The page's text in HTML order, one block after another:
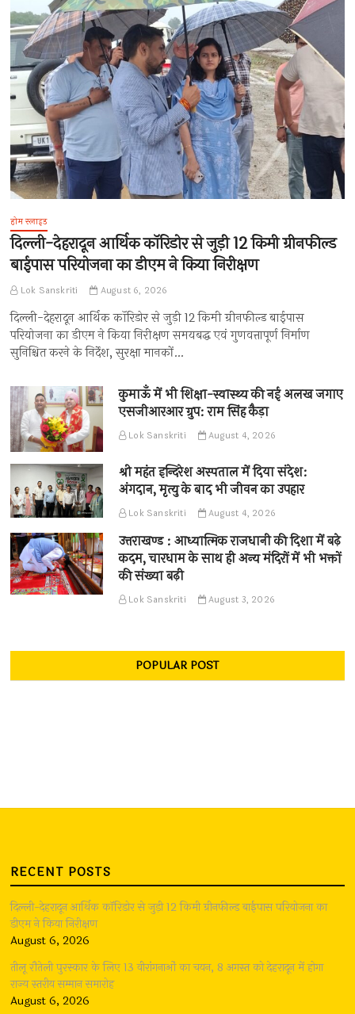
होम स्लाइड
दिल्ली-देहरादून आर्थिक कॉरिडोर से जुड़ी 12 किमी ग्रीनफील्ड
बाईपास परियोजना का डीएम ने किया निरीक्षण
Lok Sanskriti August 6, 2026
दिल्ली-देहरादून आर्थिक कॉरिडोर से जुड़ी 12 किमी ग्रीनफील्ड बाईपास
परियोजना का डीएम ने किया निरीक्षण समयबद्ध एवं गुणवत्तापूर्ण निर्माण
सुनिश्चित करने के निर्देश, सुरक्षा मानकों…
कुमाऊँ में भी शिक्षा-स्वास्थ्य की नई अलख जगाए
एसजीआरआर ग्रुप: राम सिंह कैड़ा
Lok Sanskriti August 4, 2026
श्री महंत इन्दिरेश अस्पताल में दिया संदेश:
अंगदान, मृत्यु के बाद भी जीवन का उपहार
Lok Sanskriti August 4, 2026
उत्तराखण्ड : आध्यात्मिक राजधानी की दिशा में बढ़े
कदम, चारधाम के साथ ही अन्य मंदिरों में भी भक्तों
की संख्या बढ़ी
Lok Sanskriti August 3, 2026
POPULAR POST
RECENT POSTS
दिल्ली-देहरादून आर्थिक कॉरिडोर से जुड़ी 12 किमी ग्रीनफील्ड बाईपास परियोजना का
डीएम ने किया निरीक्षण
August 6, 2026
तीलू रौतेली पुरस्कार के लिए 13 वीरांगनाओं का चयन, 8 अगस्त को देहरादून में होगा
राज्य स्तरीय सम्मान समारोह
August 6, 2026